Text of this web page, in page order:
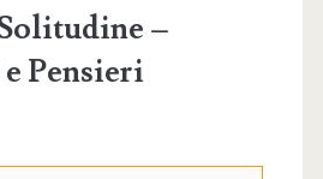
–
Pensieri